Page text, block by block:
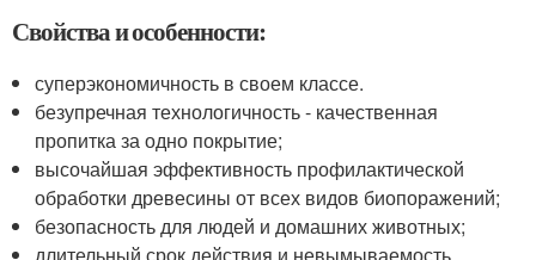
Свойства и особенности:
суперэкономичность в своем классе.
безупречная технологичность - качественная
пропитка за одно покрытие;
высочайшая эффективность профилактической
обработки древесины от всех видов биопоражений;
безопасность для людей и домашних животных;